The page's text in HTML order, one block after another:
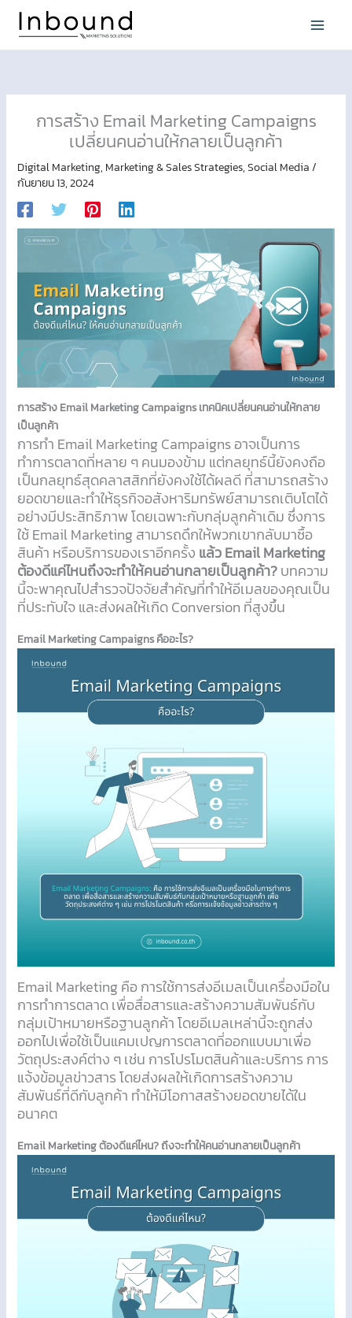
Skip
การสร้าง Email Marketing Campaigns
เปลี่ยนคนอ่านให้กลายเป็นลูกค้า
Digital Marketing, Marketing & Sales Strategies,Social Media/
กันยายน 13, 2024
การสร้าง Email Marketing Campaigns เทคนิคเปลี่ยนคนอ่านให้กลาย
เป็นลูกค้า
การทำ Email Marketing Campaigns อาจเป็นการ
ทำการตลาดที่หลาย ๆ คนมองข้าม แต่กลยุทธ์นี้ยังคงถือ
เป็นกลยุทธ์สุดคลาสสิกที่ยังคงใช้ได้ผลดี ที่สามารถสร้าง
ยอดขายและทำให้ธุรกิจอสังหาริมทรัพย์สามารถเติบโตได้
อย่างมีประสิทธิภาพ โดยเฉพาะกับกลุ่มลูกค้าเดิม ซึ่งการ
ใช้ Email Marketing สามารถดึกให้พวกเขากลับมาซื้อ
สินค้า หรือบริการของเราอีกครั้ง แล้ว Email Marketing
ต้องดีแค่ไหนถึงจะทำให้คนอ่านกลายเป็นลูกค้า?บทความ
นี้จะพาคุณไปสำรวจปัจจัยสำคัญที่ทำให้อีเมลของคุณเป็น
ที่ประทับใจ และส่งผลให้เกิด Conversion ที่สูงขึ้น
Email Marketing Campaigns คืออะไร?
Email Marketing คือ การใช้การส่งอีเมลเป็นเครื่องมือใน
การทำการตลาด เพื่อสื่อสารและสร้างความสัมพันธ์กับ
กลุ่มเป้าหมายหรือฐานลูกค้า โดยอีเมลเหล่านี้จะถูกส่ง
ออกไปเพื่อใช้เป็นแคมเปญการตลาดที่ออกแบบมาเพื่อ
วัตถุประสงค์ต่าง ๆ เช่น การโปรโมตสินค้าและบริการ การ
แจ้งข้อมูลข่าวสาร โดยส่งผลให้เกิดการสร้างความ
สัมพันธ์ที่ดีกับลูกค้า ทำให้มีโอกาสสร้างยอดขายได้ใน
อนาคต
Email Marketing ต้องดีแค่ไหน? ถึงจะทำให้คนอ่านกลายเป็นลูกค้า